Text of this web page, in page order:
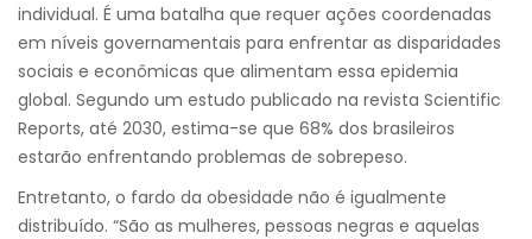
individual. É uma batalha que requer ações coordenadas
em níveis governamentais para enfrentar as disparidades
sociais e econômicas que alimentam essa epidemia
global. Segundo um estudo publicado na revista Scientific
Reports, até 2030, estima-se que 68% dos brasileiros
estarão enfrentando problemas de sobrepeso.
Entretanto, o fardo da obesidade não é igualmente
distribuído. “São as mulheres, pessoas negras e aquelas